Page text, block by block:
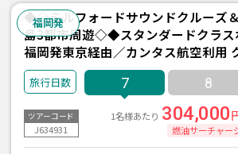
福岡発
◆◇ミルフォードサウンドクルーズ
島3都市周遊◇◆スタンダードクラス
福岡発東京経由／カンタス航空利用
チ＆クイーンズタウン7日間
7 8
ツアーコード
J634931
1名様あたり 304,000
燃油サーチャー